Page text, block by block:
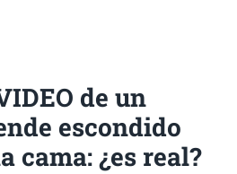
de un
escondido
cama: ¿es real?